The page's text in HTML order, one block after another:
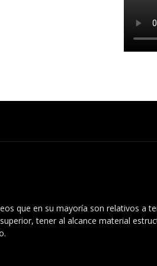
que en su mayoría son relativos a
tener al alcance material